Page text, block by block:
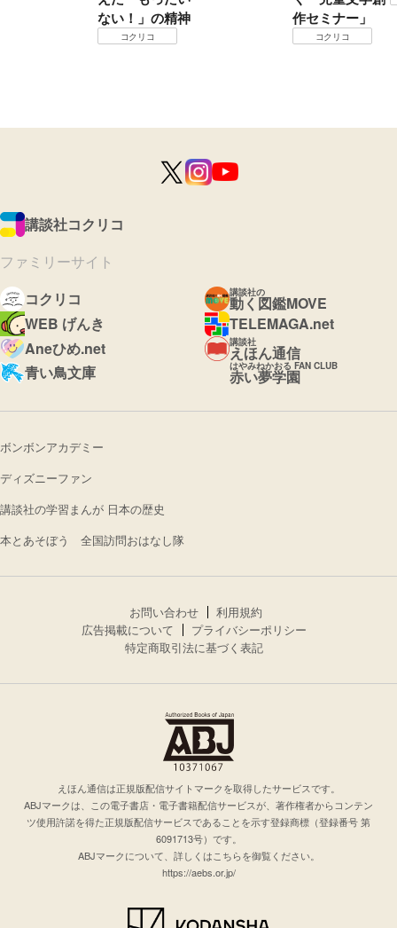
ない！」の精神
コクリコ
作セミナー」
コクリコ
講談社コクリコ
ファミリーサイト
コクリコ
講談社の
動く図鑑MOVE
WEB げんき
TELEMAGA.net
Aneひめ.net
講談社
えほん通信
青い鳥文庫
はやみねかおる FAN CLUB
赤い夢学園
ボンボンアカデミー
ディズニーファン
講談社の学習まんが 日本の歴史
本とあそぼう 全国訪問おはなし隊
お問い合わせ
利用規約
広告掲載について
プライバシーポリシー
特定商取引法に基づく表記
えほん通信は正規版配信サイトマークを取得したサービスです。
ABJマークは、この電子書店・電子書籍配信サービスが、著作権者からコンテン
ツ使用許諾を得た正規版配信サービスであることを示す登録商標（登録番号 第
6091713号）です。
ABJマークについて、詳しくはこちらを御覧ください。
https://aebs.or.jp/